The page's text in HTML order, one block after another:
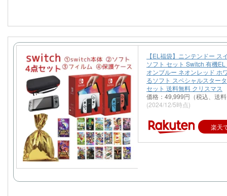
【EL福袋】ニンテンドー ス
ソフト セット Switch 有機
オンブルー ネオンレッド ホ
るソフト スペシャルスター
セット 送料無料 クリスマス
価格：49,999円（税込、送
(2024/12/5時点)
楽天